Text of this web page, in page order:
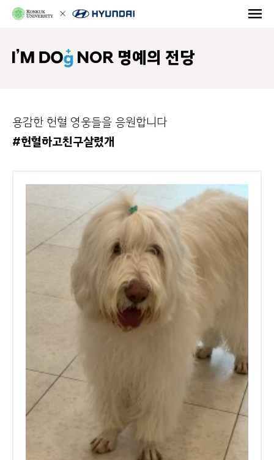
NOR 명예의 전당
용감한 헌혈 영웅들을 응원합니다
#헌혈하고친구살렸개